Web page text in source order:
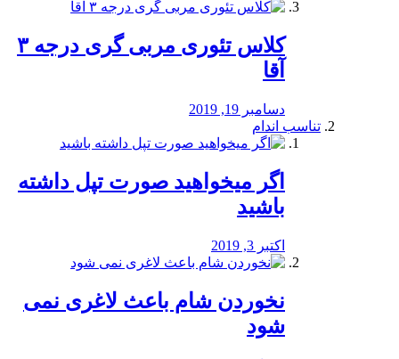
کلاس تئوری مربی گری درجه ۳
آقا
دسامبر 19, 2019
تناسب اندام
اگر میخواهید صورت تپل داشته
باشید
اکتبر 3, 2019
نخوردن شام باعث لاغری نمی
‌شود